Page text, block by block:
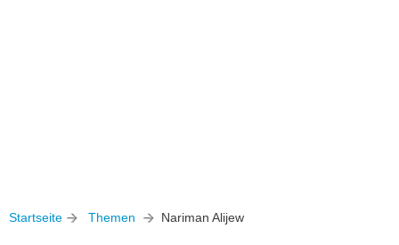
Startseite Themen Nariman Alijew